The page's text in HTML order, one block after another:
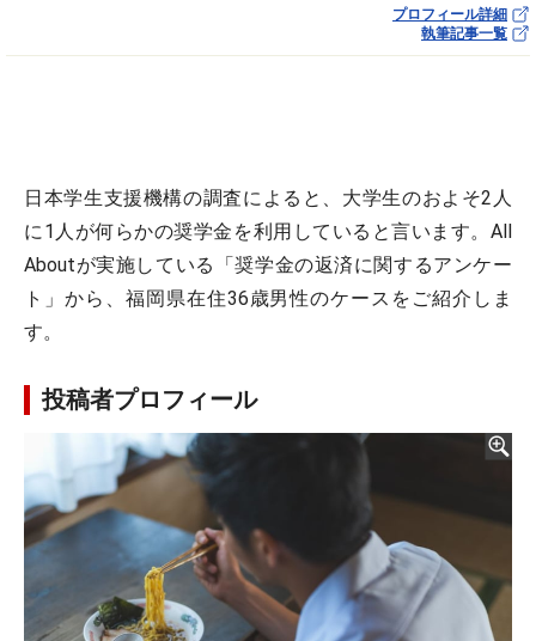
プロフィール詳細
執筆記事一覧
日本学生支援機構の調査によると、大学生のおよそ2人
に1人が何らかの奨学金を利用していると言います。All
Aboutが実施している「奨学金の返済に関するアンケー
ト」から、福岡県在住36歳男性のケースをご紹介しま
す。
投稿者プロフィール